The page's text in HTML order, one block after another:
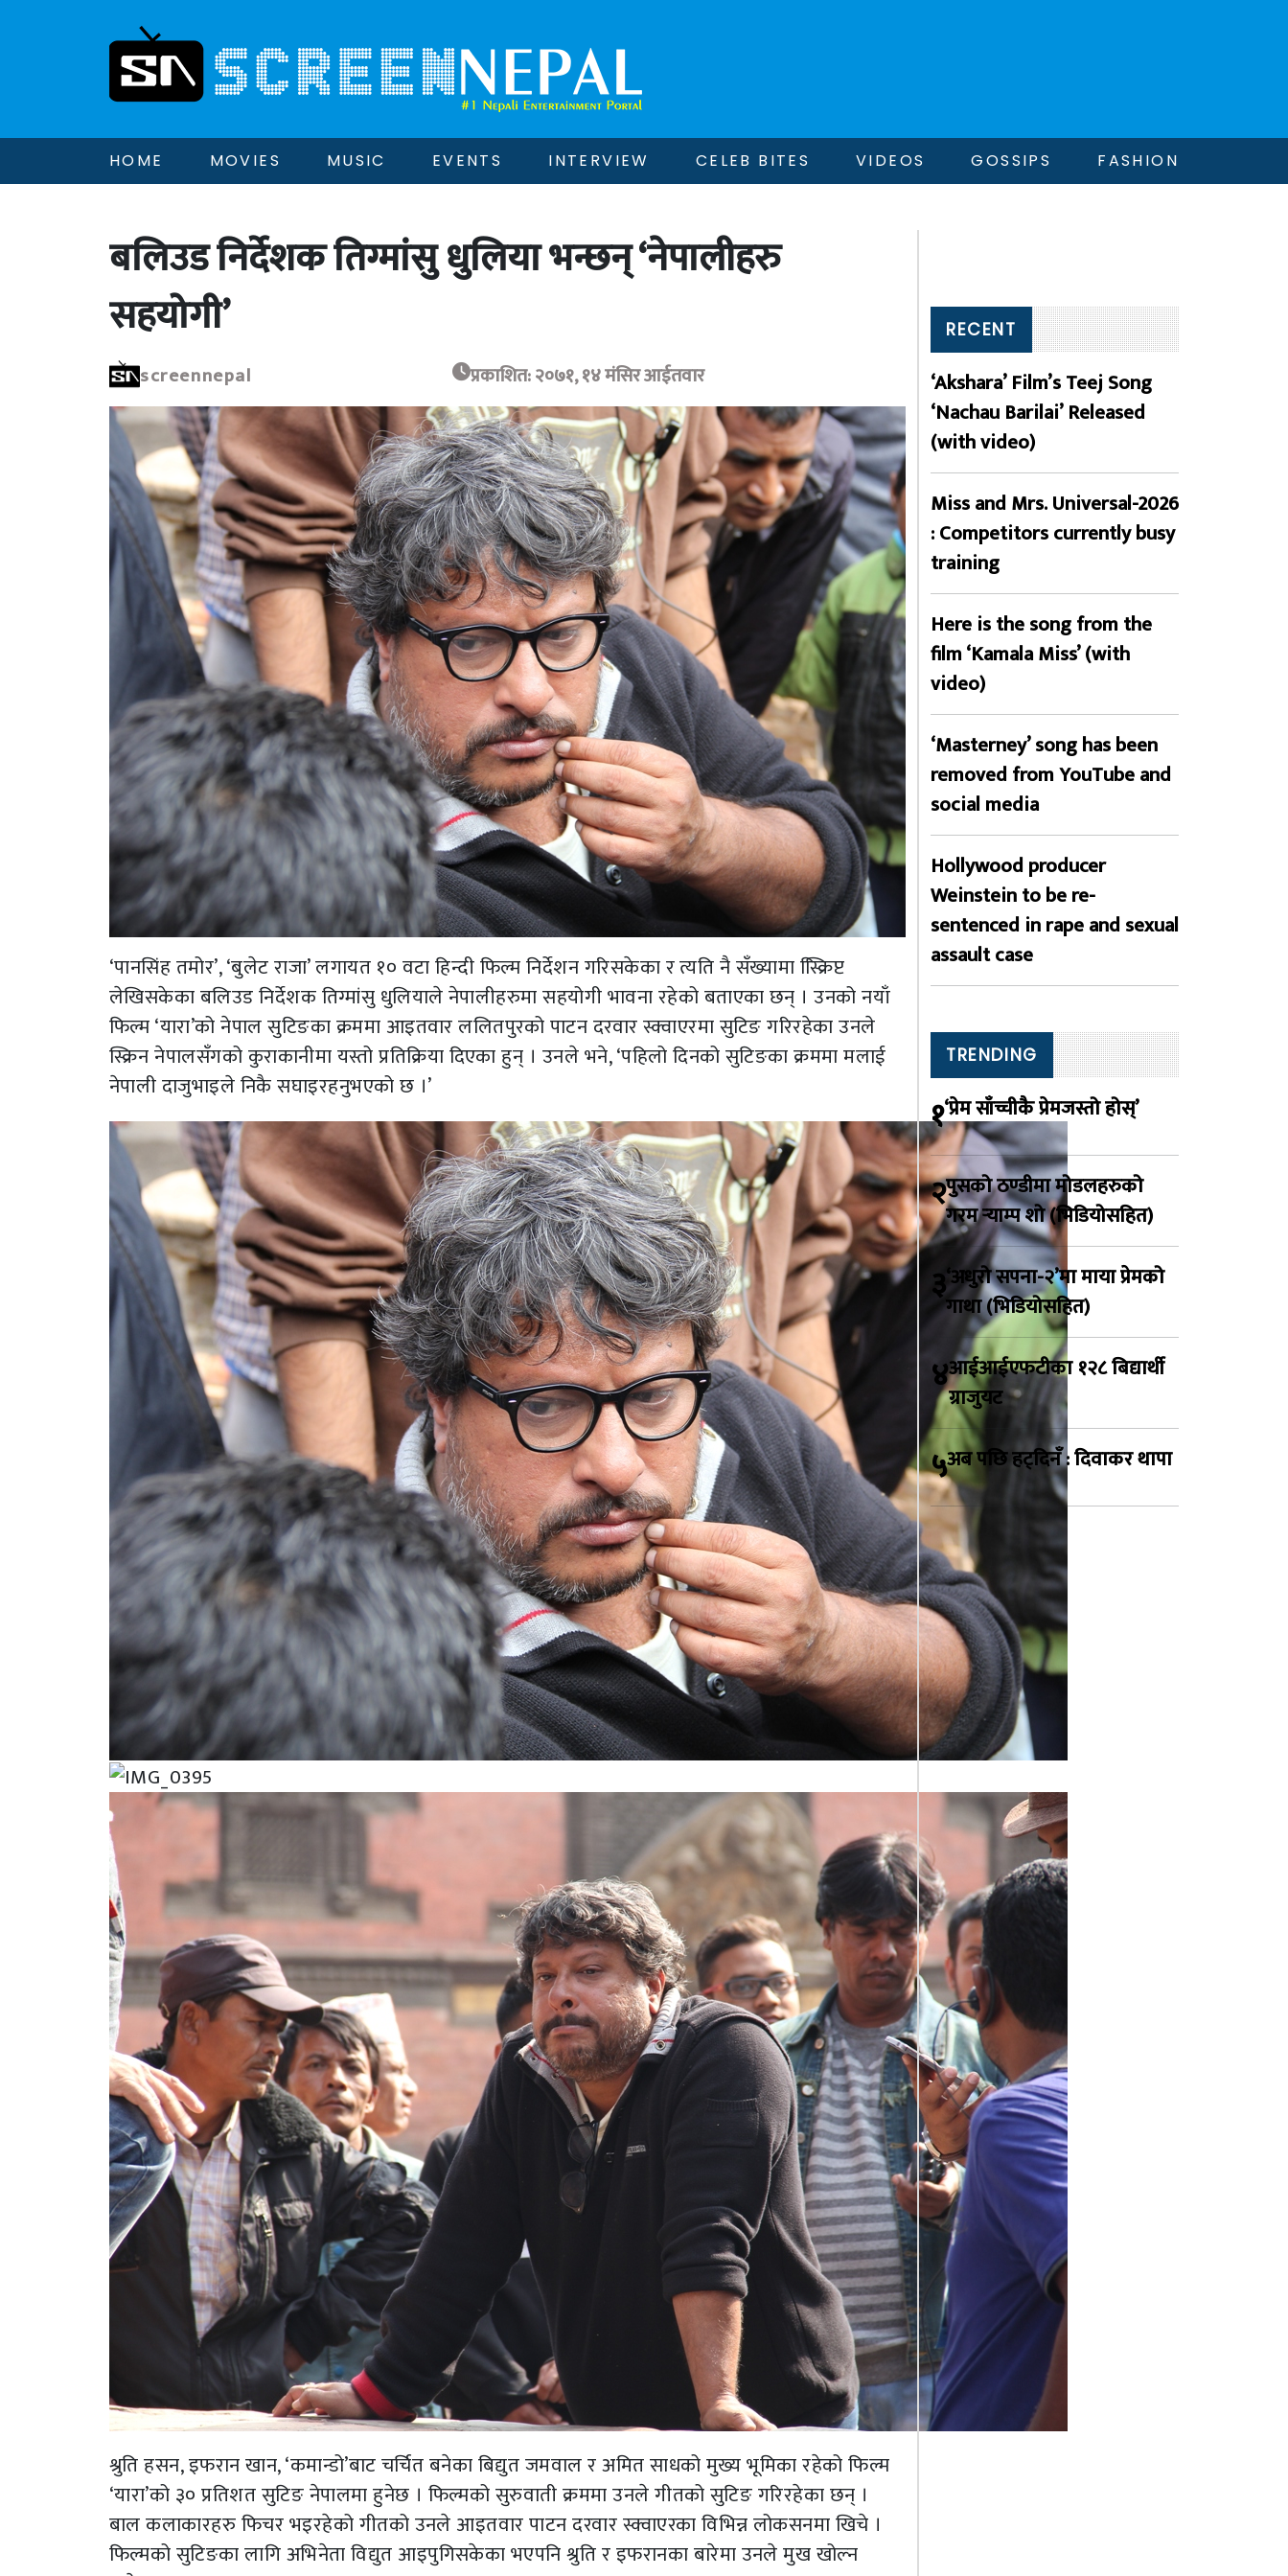
HOME MOVIES MUSIC EVENTS INTERVIEW CELEB BITES VIDEOS GOSSIPS FASHION
बलिउड निर्देशक तिग्मांसु धुलिया भन्छन् ‘नेपालीहरु
सहयोगी’
screennepal प्रकाशित: २०७१, १४ मंसिर आईतवार
‘पानसिंह तमोर’, ‘बुलेट राजा’ लगायत १० वटा हिन्दी फिल्म निर्देशन गरिसकेका र त्यति नै सँख्यामा स्क्रििप्ट
लेखिसकेका बलिउड निर्देशक तिग्मांसु धुलियाले नेपालीहरुमा सहयोगी भावना रहेको बताएका छन् । उनको नयाँ
फिल्म ‘यारा’को नेपाल सुटिङका क्रममा आइतवार ललितपुरको पाटन दरवार स्क्वाएरमा सुटिङ गरिरहेका उनले
स्क्रिन नेपालसँगको कुराकानीमा यस्तो प्रतिक्रिया दिएका हुन् । उनले भने, ‘पहिलो दिनको सुटिङका क्रममा मलाई
नेपाली दाजुभाइले निकै सघाइरहनुभएको छ ।’
श्रुति हसन, इफरान खान, ‘कमान्डो’बाट चर्चित बनेका बिद्युत जमवाल र अमित साधको मुख्य भूमिका रहेको फिल्म
‘यारा’को ३० प्रतिशत सुटिङ नेपालमा हुनेछ । फिल्मको सुरुवाती क्रममा उनले गीतको सुटिङ गरिरहेका छन् ।
बाल कलाकारहरु फिचर भइरहेको गीतको उनले आइतवार पाटन दरवार स्क्वाएरका विभिन्न लोकसनमा खिचे ।
फिल्मको सुटिङका लागि अभिनेता विद्युत आइपुगिसकेका भएपनि श्रुति र इफरानका बारेमा उनले मुख खोल्न
RECENT
‘Akshara’ Film’s Teej Song
‘Nachau Barilai’ Released
(with video)
Miss and Mrs. Universal-2026
: Competitors currently busy
training
Here is the song from the
film ‘Kamala Miss’ (with
video)
‘Masterney’ song has been
removed from YouTube and
social media
Hollywood producer
Weinstein to be re-
sentenced in rape and sexual
assault case
TRENDING
१‘प्रेम साँच्चीकै प्रेमजस्तो होस्’
२पुसको ठण्डीमा मोडलहरुको
गरम र्‍याम्प शो (भिडियोसहित)
३‘अधुरो सपना-२’मा माया प्रेमको
गाथा (भिडियोसहित)
४आईआईएफटीका १२८ बिद्यार्थी
ग्राजुयट
५अब पछि हट्दिनँ : दिवाकर थापा